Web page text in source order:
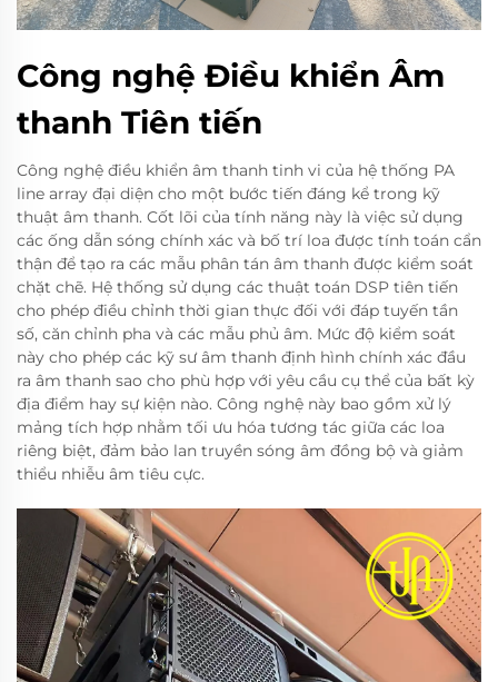
Công nghệ Điều khiển Âm
thanh Tiên tiến
Công nghệ điều khiển âm thanh tinh vi của hệ thống PA
line array đại diện cho một bước tiến đáng kể trong kỹ
thuật âm thanh. Cốt lõi của tính năng này là việc sử dụng
các ống dẫn sóng chính xác và bố trí loa được tính toán cẩn
thận để tạo ra các mẫu phân tán âm thanh được kiểm soát
chặt chẽ. Hệ thống sử dụng các thuật toán DSP tiên tiến
cho phép điều chỉnh thời gian thực đối với đáp tuyến tần
số, căn chỉnh pha và các mẫu phủ âm. Mức độ kiểm soát
này cho phép các kỹ sư âm thanh định hình chính xác đầu
ra âm thanh sao cho phù hợp với yêu cầu cụ thể của bất kỳ
địa điểm hay sự kiện nào. Công nghệ này bao gồm xử lý
mảng tích hợp nhằm tối ưu hóa tương tác giữa các loa
riêng biệt, đảm bảo lan truyền sóng âm đồng bộ và giảm
thiểu nhiễu âm tiêu cực.